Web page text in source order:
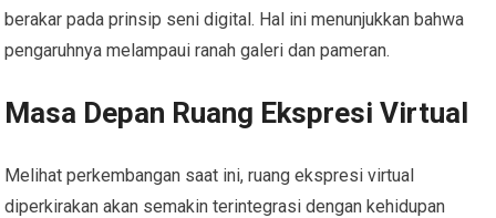
berakar pada prinsip seni digital. Hal ini menunjukkan bahwa
pengaruhnya melampaui ranah galeri dan pameran.
Masa Depan Ruang Ekspresi Virtual
Melihat perkembangan saat ini, ruang ekspresi virtual
diperkirakan akan semakin terintegrasi dengan kehidupan